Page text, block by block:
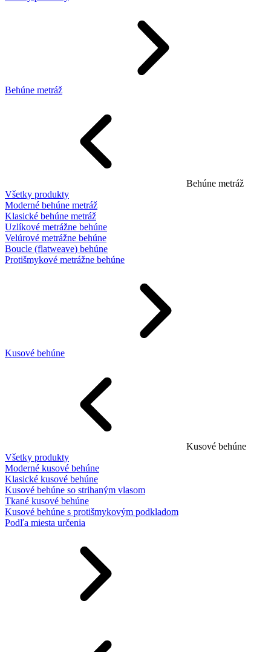
Behúne metráž
Behúne metráž
Všetky produkty
Moderné behúne metráž
Klasické behúne metráž
Uzlíkové metrážne behúne
Velúrové metrážne behúne
Boucle (flatweave) behúne
Protišmykové metrážne behúne
Kusové behúne
Kusové behúne
Všetky produkty
Moderné kusové behúne
Klasické kusové behúne
Kusové behúne so strihaným vlasom
Tkané kusové behúne
Kusové behúne s protišmykovým podkladom
Podľa miesta určenia